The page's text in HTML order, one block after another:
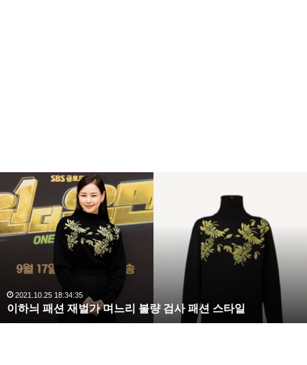
수
해
라
김
완
벽
한
2020.10.03 10:59:30
복수해라 김사랑, 완벽한 S라인 몸매 시선 압도